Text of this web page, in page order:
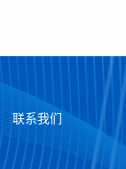
联系我们